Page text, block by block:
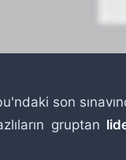
son
gruptan